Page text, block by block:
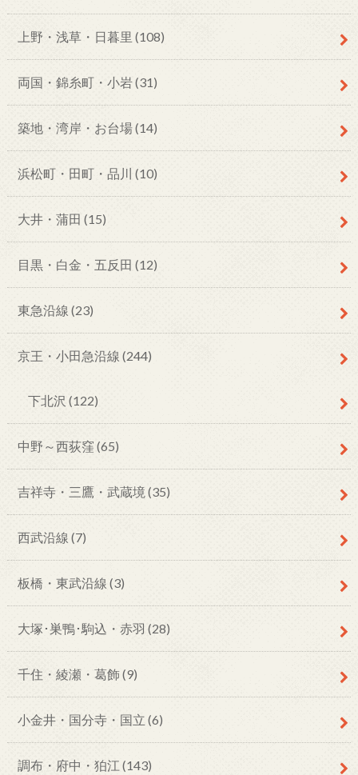
上野・浅草・日暮里 (108)
両国・錦糸町・小岩(31)
築地・湾岸・お台場(14)
浜松町・田町・品川 (10)
大井・蒲田 (15)
目黒・白金・五反田 (12)
東急沿線 (23)
京王・小田急沿線 (244)
下北沢 (122)
中野～西荻窪 (65)
吉祥寺・三鷹・武蔵境 (35)
西武沿線 (7)
板橋・東武沿線 (3)
大塚･巣鴨･駒込・赤羽 (28)
千住・綾瀬・葛飾(9)
小金井・国分寺・国立 (6)
調布・府中・狛江 (143)